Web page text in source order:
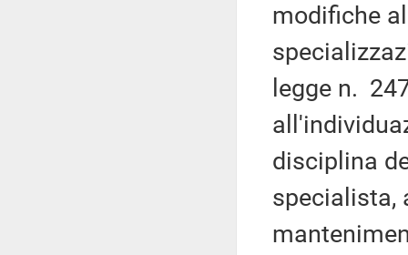
modifiche
legge n.
disciplina
specialista,